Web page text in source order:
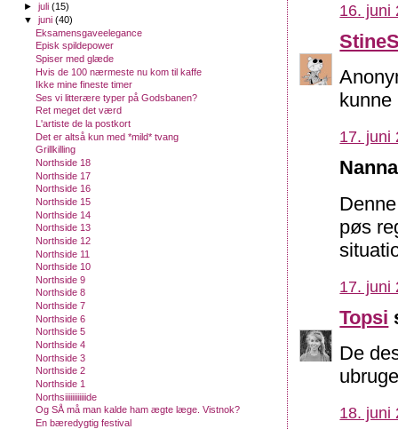
16. juni
kunne
17. juni
pøs
17. juni
Topsi
De
18. juni
►juli(15)
▼juni(40)
Eksamensgaveelegance
Episk spildepower
Spiser med glæde
Hvis de 100 nærmeste nu kom til kaffe
Ikke mine fineste timer
Ses vi litterære typer på Godsbanen?
Ret meget det værd
L'artiste de la postkort
Det er altså kun med *mild* tvang
Grillkilling
Northside 18
Northside 17
Northside 16
Northside 15
Northside 14
Northside 13
Northside 12
Northside 11
Northside 10
Northside 9
Northside 8
Northside 7
Northside 6
Northside 5
Northside 4
Northside 3
Northside 2
Northside 1
Northsiiiiiiiiiiiide
Og SÅ må man kalde ham ægte læge. Vistnok?
En bæredygtig festival